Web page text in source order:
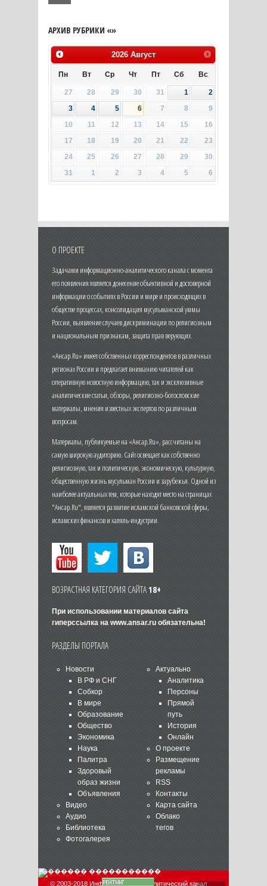
АРХИВ РУБРИКИ «»
2026 Август
Пн Вт Ср Чт Пт Сб Вс
27 28 29 30 31 1
2
3
4 5 6 7 8
9
10
11 12 13 14 15
16
17
18 19 20 21 22
23
24
25 26 27 28 29
30
31
1 2 3 4 5 6
О ПРОЕКТЕ
Задачами информационно-аналитического канала с момента
его появления является донесение объективной и достоверной
информации о событиях в России и мире и происходящих в
обществе процессах, консолидация мусульманской уммы
России, выявление случаев дискриминации по религиозным
и национальным признакам, защита прав верующих.
«Ансар.Ru» имеет собственных корреспондентов в различных
регионах России и предлагает вниманию читателей как
оперативную новостную информацию, так и эксклюзивные
аналитические статьи, обзоры, религиозно-богословские
материалы, мнения известных экспертов по различным
вопросам.
Материалы, публикуемые на «Ансар.Ru», рассчитаны на
самую широкую аудиторию. Сайт освещает как собственно
религиозную, так и политическую, экономическую, культурную,
общественную жизнь мусульман России и зарубежья. Одной из
наиболее актуальных тем, которые находят место на страницах
"Ансар.Ru", является развитие исламской банковской сферы,
исламских финансов и халяль-индустрии.
ВОЗРАСТНАЯ КАТЕГОРИЯ САЙТА18+
При использовании материалов сайта
гиперссылка на www.ansar.ruобязательна!
РАЗДЕЛЫ ПОРТАЛА
Новости
В РФ и СНГ
Собкор
В мире
Образование
Общество
Экономика
Наука
Палитра
Здоровый
образ жизни
Объявления
Видео
Аудио
Библиотека
Фотогалерея
Актуально
Аналитика
Персоны
Прямой
путь
История
Онлайн
О проекте
Размещение
рекламы
RSS
Контакты
Карта сайта
Облако
тегов
© 2003-2018 Информационно-аналитический канал